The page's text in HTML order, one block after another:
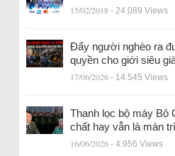
15/02/2018 - 24.089 Views
Đẩy người nghèo ra
quyền cho giới siêu
17/06/2026 - 14.545 Views
Thanh lọc bộ máy Bộ
chất hay vẫn là màn
16/06/2026 - 4.956 Views